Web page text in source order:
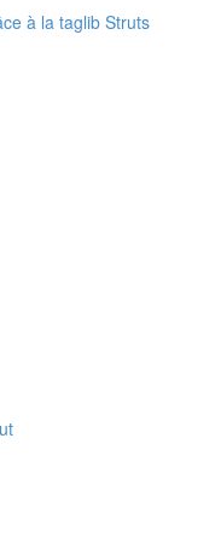
à la taglib Struts